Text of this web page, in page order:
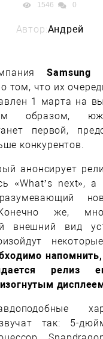
1546 0
Автор:Андрей
Samsung
том, что их
1 марта на
образом,
первой,
конкурентов.
анонсирует
«What’s next», а
же,
внешний вид
релиз
так: 5-